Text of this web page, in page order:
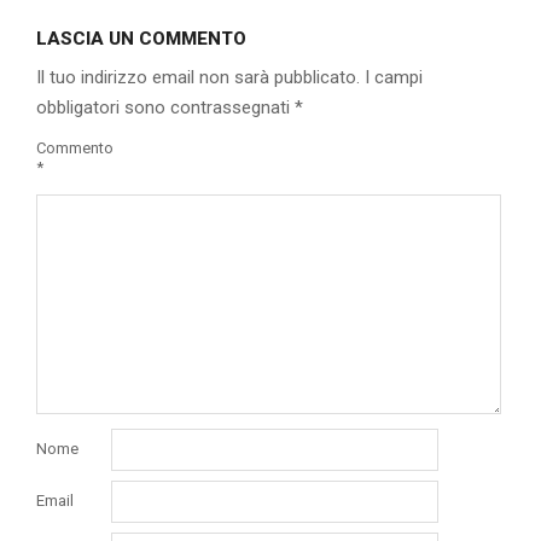
11
LASCIA UN COMMENTO
Il tuo indirizzo email non sarà pubblicato. I campi
obbligatori sono contrassegnati *
Commento
*
Nome
Email